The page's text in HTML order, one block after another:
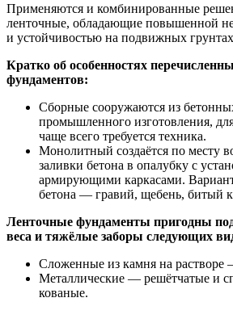
Применяются и комбинированные
ленточные, обладающие повышенной
и устойчивостью на подвижных
Кратко об особенностях
фундаментов:
Сборные сооружаются из
промышленного изготовления,
чаще всего требуется техника.
Монолитный создаётся по месту
заливки бетона в опалубку с
армирующими каркасами.
бетона — гравий, щебень, битый
Ленточные фундаменты пригодны под
веса и тяжёлые заборы следующих
Сложенные из камня на растворе
Металлические — решётчатые и
кованые.